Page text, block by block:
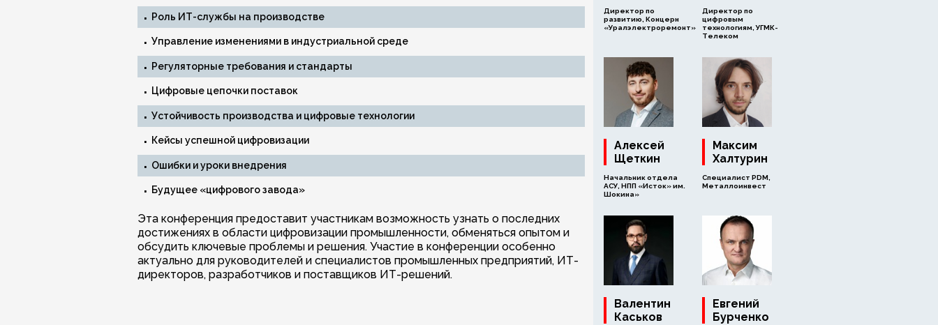
Роль ИТ-службы на производстве
Управление изменениями в индустриальной среде
Регуляторные требования и стандарты
Цифровые цепочки поставок
Устойчивость производства и цифровые технологии
Кейсы успешной цифровизации
Ошибки и уроки внедрения
Будущее «цифрового завода»
Эта конференция предоставит участникам возможность узнать о последних
достижениях в области цифровизации промышленности, обменяться опытом и
обсудить ключевые проблемы и решения. Участие в конференции особенно
актуально для руководителей и специалистов промышленных предприятий, ИТ-
директоров, разработчиков и поставщиков ИТ-решений.
Директор по
развитию, Концерн
«Уралэлектроремонт»
Директор по
цифровым
технологиям, УГМК-
Телеком
Алексей
Щеткин
Начальник отдела
АСУ, НПП «Исток» им.
Шокина»
Максим
Халтурин
Специалист PDM,
Металлоинвест
Валентин
Каськов
Евгений
Бурченко